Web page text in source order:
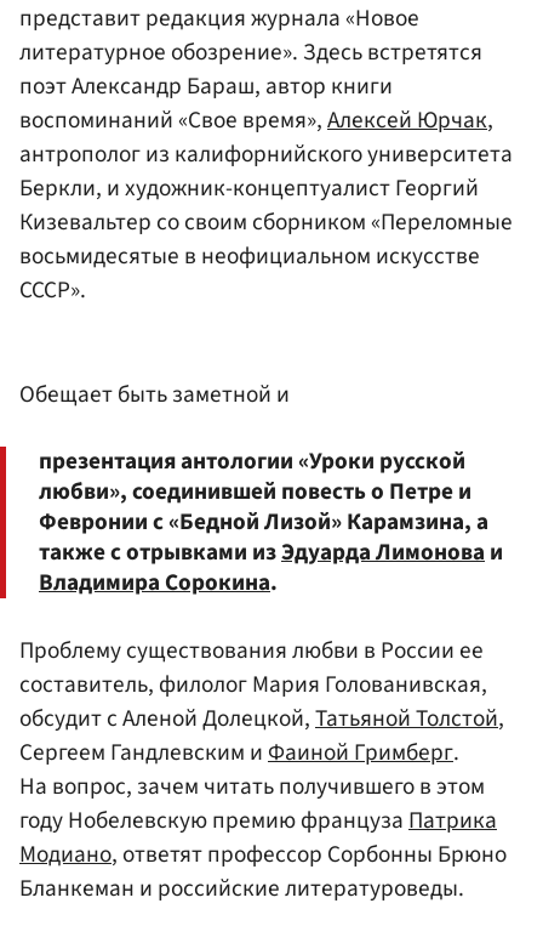
представит редакция журнала «Новое
литературное обозрение». Здесь встретятся
поэт Александр Бараш, автор книги
воспоминаний «Свое время»,Алексей Юрчак,
антрополог из калифорнийского университета
Беркли, и художник-концептуалист Георгий
Кизевальтер со своим сборником «Переломные
восьмидесятые в неофициальном искусстве
СССР».
Обещает быть заметной и
презентация антологии «Уроки русской
любви», соединившей повесть о Петре и
Февронии с «Бедной Лизой» Карамзина, а
также с отрывками изЭдуарда Лимоноваи
Владимира Сорокина.
Проблему существования любви в России ее
составитель, филолог Мария Голованивская,
обсудит с Аленой Долецкой,Татьяной Толстой,
Сергеем Гандлевским и Фаиной Гримберг.
На вопрос, зачем читать получившего в этом
году Нобелевскую премию француза Патрика
Модиано, ответят профессор Сорбонны Брюно
Бланкеман и российские литературоведы.